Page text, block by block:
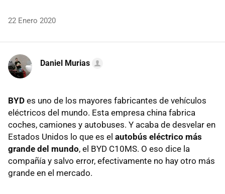
22 Enero 2020
Daniel Murias
BYD es uno de los mayores fabricantes de vehículos
eléctricos del mundo. Esta empresa china fabrica
coches, camiones y autobuses. Y acaba de desvelar en
Estados Unidos lo que es el autobús eléctrico más
grande del mundo, el BYD C10MS. O eso dice la
compañía y salvo error, efectivamente no hay otro más
grande en el mercado.